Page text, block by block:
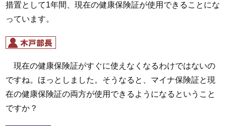
措置として1年間、現在の健康保険証が使用できることにな
っています。
現在の健康保険証がすぐに使えなくなるわけではないの
ですね。ほっとしました。そうなると、マイナ保険証と現
在の健康保険証の両方が使用できるようになるということ
ですか？